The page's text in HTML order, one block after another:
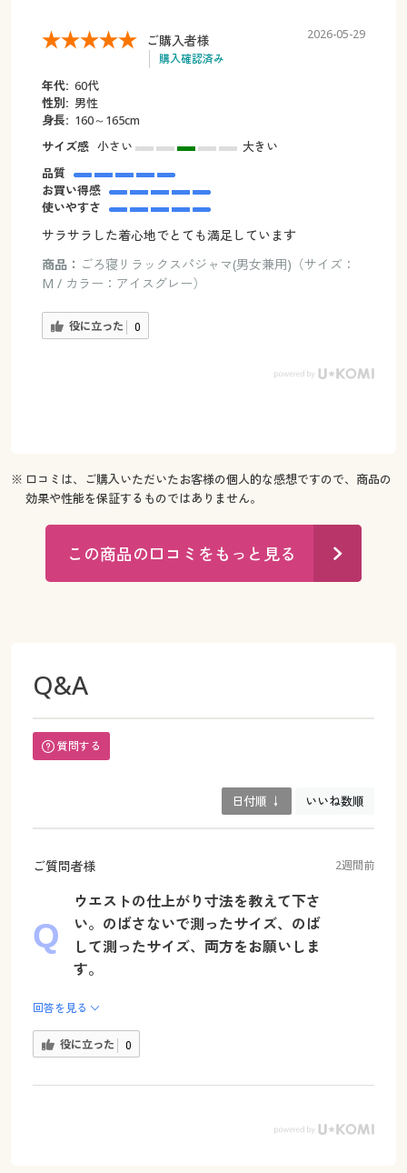
ご購入者様
購入確認済み
2026-05-29
年代: 60代
性別: 男性
身長: 160～165cm
サイズ感 小さい
大きい
品質
お買い得感
使いやすさ
サラサラした着心地でとても満足しています
商品： ごろ寝リラックスパジャマ(男女兼用)（サイズ：
M / カラー：アイスグレー）
役に立った 0
※ 口コミは、ご購入いただいたお客様の個人的な感想ですので、商品の
効果や性能を保証するものではありません。
この商品の口コミをもっと見る
Q&A
質問する
日付順 ↓ いいね数順
ご質問者様 2週間前
ウエストの仕上がり寸法を教えて下さ
い。のばさないで測ったサイズ、のば
して測ったサイズ、両方をお願いしま
す。
回答を見る
役に立った 0